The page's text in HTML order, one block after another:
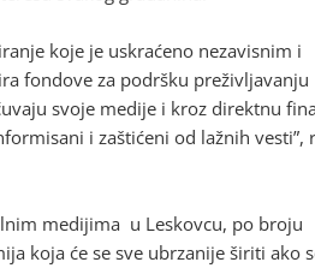
koje je uskraćeno nezavisnim i
fondove za podršku preživljavanju
svoje medije i kroz direktnu
i zaštićeni od lažnih vesti”,
medijima u Leskovcu, po broju
koja će se sve ubrzanije širiti ako